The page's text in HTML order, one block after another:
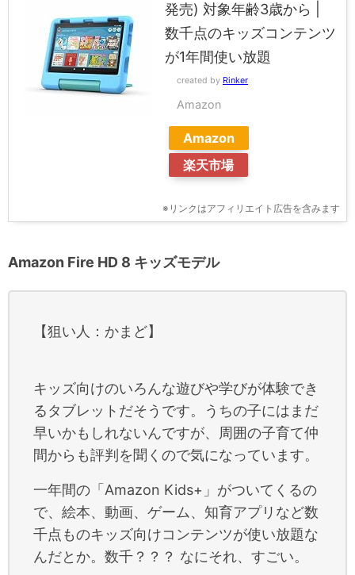
発売) 対象年齢3歳から |
数千点のキッズコンテンツ
が1年間使い放題
created by Rinker
Amazon
Amazon
楽天市場
※リンクはアフィリエイト広告を含みます
Amazon Fire HD 8 キッズモデル
【狙い人：かまど】
キッズ向けのいろんな遊びや学びが体験でき
るタブレットだそうです。うちの子にはまだ
早いかもしれないんですが、周囲の子育て仲
間からも評判を聞くので気になっています。
一年間の「Amazon Kids+」がついてくるの
で、絵本、動画、ゲーム、知育アプリなど数
千点ものキッズ向けコンテンツが使い放題な
んだとか。数千？？？ なにそれ、すごい。